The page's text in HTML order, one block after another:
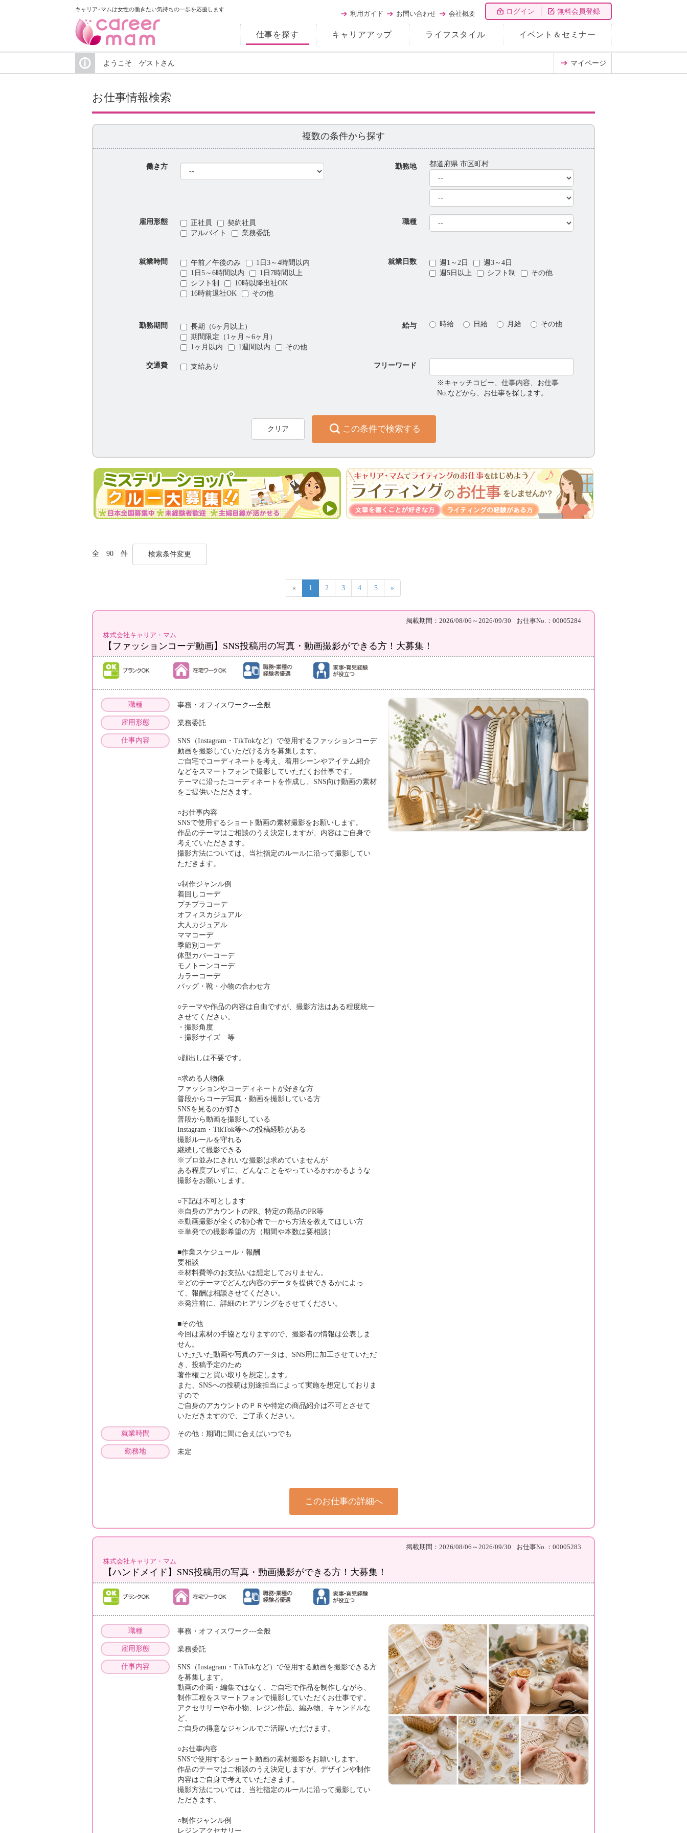
キャリア･マムは女性の働きたい気持ちの一歩を応援します ログイン 無料会員登録
仕事を探す キャリアアップ ライフスタイル イベント＆セミナー
利用ガイド お問い合わせ 会社概要
ようこそ ゲストさん マイページ
お仕事情報検索
複数の条件から探す
働き方 勤務地 都道府県市区町村
雇用形態 正社員
契約社員
アルバイト
業務委託
職種
就業時間 午前／午後のみ
1日3～4時間以内
1日5～6時間以内
1日7時間以上
シフト制
10時以降出社OK
16時前退社OK
その他
就業日数 週1～2日
週3～4日
週5日以上
シフト制 その他
勤務期間
長期（6ヶ月以上）
期間限定（1ヶ月～6ヶ月）
1ヶ月以内
1週間以内 その他
給与 時給 日給 月給 その他
交通費 支給あり フリーワード
※キャッチコピー、仕事内容、お仕事
No.などから、お仕事を探します。
クリア この条件で検索する
全 90 件 検索条件変更
« 1 2 3 4 5 »
掲載期間：2026/08/06～2026/09/30
お仕事No.：00005284
株式会社キャリア・マム
【ファッションコーデ動画】SNS投稿用の写真・動画撮影ができる方！大募集！
職種 事務・オフィスワーク---全般
雇用形態 業務委託
仕事内容
SNS（Instagram・TikTokなど）で使用するファッションコーデ
動画を撮影していただける方を募集します。
ご自宅でコーディネートを考え、着用シーンやアイテム紹介
などをスマートフォンで撮影していただくお仕事です。
テーマに沿ったコーディネートを作成し、SNS向け動画の素材
をご提供いただきます。
○お仕事内容
SNSで使用するショート動画の素材撮影をお願いします。
作品のテーマはご相談のうえ決定しますが、内容はご自身で
考えていただきます。
撮影方法については、当社指定のルールに沿って撮影してい
ただきます。
○制作ジャンル例
着回しコーデ
プチプラコーデ
オフィスカジュアル
大人カジュアル
ママコーデ
季節別コーデ
体型カバーコーデ
モノトーンコーデ
カラーコーデ
バッグ・靴・小物の合わせ方
○テーマや作品の内容は自由ですが、撮影方法はある程度統一
させてください。
・撮影角度
・撮影サイズ 等
○顔出しは不要です。
○求める人物像
ファッションやコーディネートが好きな方
普段からコーデ写真・動画を撮影している方
SNSを見るのが好き
普段から動画を撮影している
Instagram・TikTok等への投稿経験がある
撮影ルールを守れる
継続して撮影できる
※プロ並みにきれいな撮影は求めていませんが
ある程度ブレずに、どんなことをやっているかわかるような
撮影をお願いします。
○下記は不可とします
※自身のアカウントのPR、特定の商品のPR等
※動画撮影が全くの初心者で一から方法を教えてほしい方
※単発での撮影希望の方（期間や本数は要相談）
■作業スケジュール・報酬
要相談
※材料費等のお支払いは想定しておりません。
※どのテーマでどんな内容のデータを提供できるかによっ
て、報酬は相談させてください。
※発注前に、詳細のヒアリングをさせてください。
■その他
今回は素材の手協となりますので、撮影者の情報は公表しま
せん。
いただいた動画や写真のデータは、SNS用に加工させていただ
き、投稿予定のため
著作権ごと買い取りを想定します。
また、SNSへの投稿は別途担当によって実施を想定しておりま
すので
ご自身のアカウントのＰＲや特定の商品紹介は不可とさせて
いただきますので、ご了承ください。
就業時間 その他：期間に間に合えばいつでも
勤務地 未定
このお仕事の詳細へ
掲載期間：2026/08/06～2026/09/30
お仕事No.：00005283
株式会社キャリア・マム
【ハンドメイド】SNS投稿用の写真・動画撮影ができる方！大募集！
職種 事務・オフィスワーク---全般
雇用形態 業務委託
仕事内容
SNS（Instagram・TikTokなど）で使用する動画を撮影できる方
を募集します。
動画の企画・編集ではなく、ご自宅で作品を制作しながら、
制作工程をスマートフォンで撮影していただくお仕事です。
アクセサリーや布小物、レジン作品、編み物、キャンドルな
ど、
ご自身の得意なジャンルでご活躍いただけます。
○お仕事内容
SNSで使用するショート動画の素材撮影をお願いします。
作品のテーマはご相談のうえ決定しますが、デザインや制作
内容はご自身で考えていただきます。
撮影方法については、当社指定のルールに沿って撮影してい
ただきます。
○制作ジャンル例
レジンアクセサリー